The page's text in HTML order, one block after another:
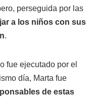
perseguida por las
a los niños con sus
.
fue ejecutado por el
día, Marta fue
de estas